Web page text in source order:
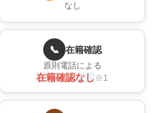
なし
📞 在籍確認
原則電話による
在籍確認なし ※1